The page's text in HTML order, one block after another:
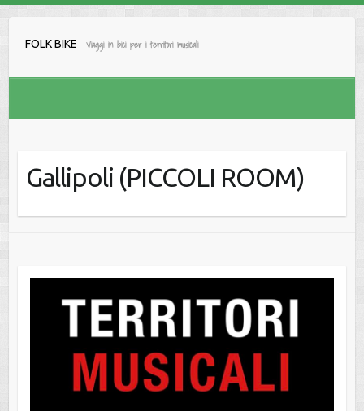
FOLK BIKE Viaggi in bici per i territori musicali
Gallipoli (PICCOLI ROOM)